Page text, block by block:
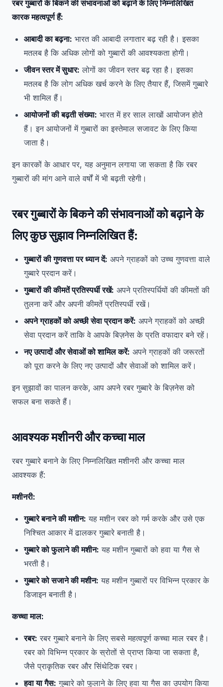
रबर गुब्बारों के बिकने की संभावनाओं को बढ़ाने के लिए निम्नलिखित
कारक महत्वपूर्ण हैं:
आबादी का बढ़ना: भारत की आबादी लगातार बढ़ रही है। इसका
मतलब है कि अधिक लोगों को गुब्बारों की आवश्यकता होगी।
जीवन स्तर में सुधार: लोगों का जीवन स्तर बढ़ रहा है। इसका
मतलब है कि लोग अधिक खर्च करने के लिए तैयार हैं, जिसमें गुब्बारे
भी शामिल हैं।
आयोजनों की बढ़ती संख्या: भारत में हर साल लाखों आयोजन होते
हैं। इन आयोजनों में गुब्बारों का इस्तेमाल सजावट के लिए किया
जाता है।
इन कारकों के आधार पर, यह अनुमान लगाया जा सकता है कि रबर
गुब्बारों की मांग आने वाले वर्षों में भी बढ़ती रहेगी।
रबर गुब्बारों के बिकने की संभावनाओं को बढ़ाने के
लिए कुछ सुझाव निम्नलिखित हैं:
गुब्बारों की गुणवत्ता पर ध्यान दें: अपने ग्राहकों को उच्च गुणवत्ता वाले
गुब्बारे प्रदान करें।
गुब्बारों की कीमतें प्रतिस्पर्धी रखें: अपने प्रतिस्पर्धियों की कीमतों की
तुलना करें और अपनी कीमतें प्रतिस्पर्धी रखें।
अपने ग्राहकों को अच्छी सेवा प्रदान करें: अपने ग्राहकों को अच्छी
सेवा प्रदान करें ताकि वे आपके बिज़नेस के प्रति वफादार बने रहें।
नए उत्पादों और सेवाओं को शामिल करें: अपने ग्राहकों की जरूरतों
को पूरा करने के लिए नए उत्पादों और सेवाओं को शामिल करें।
इन सुझावों का पालन करके, आप अपने रबर गुब्बारे के बिज़नेस को
सफल बना सकते हैं।
आवश्यक मशीनरी और कच्चा माल
रबर गुब्बारे बनाने के लिए निम्नलिखित मशीनरी और कच्चा माल
आवश्यक हैं:
मशीनरी:
गुब्बारे बनाने की मशीन: यह मशीन रबर को गर्म करके और उसे एक
निश्चित आकार में ढालकर गुब्बारे बनाती है।
गुब्बारे को फुलाने की मशीन: यह मशीन गुब्बारों को हवा या गैस से
भरती है।
गुब्बारे को सजाने की मशीन: यह मशीन गुब्बारों पर विभिन्न प्रकार के
डिजाइन बनाती है।
कच्चा माल:
रबर: रबर गुब्बारे बनाने के लिए सबसे महत्वपूर्ण कच्चा माल रबर है।
रबर को विभिन्न प्रकार के स्रोतों से प्राप्त किया जा सकता है,
जैसे प्राकृतिक रबर और सिंथेटिक रबर।
हवा या गैस: गुब्बारे को फुलाने के लिए हवा या गैस का उपयोग किया